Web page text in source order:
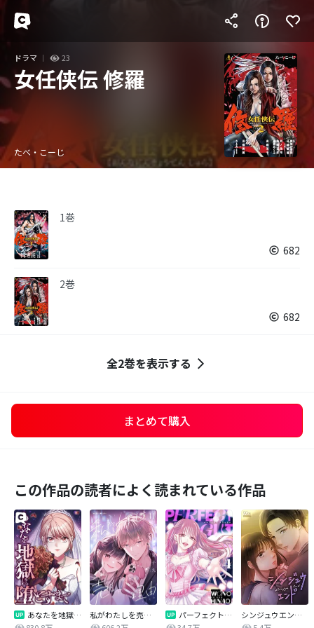
ドラマ 23
女任侠伝 修羅
たべ・こーじ
1巻
682
2巻
682
全2巻を表示する
まとめて購入
この作品の読者によく読まれている作品
あなたを地獄に堕とすまで
私がわたしを売る理由
パーフェクトグリッター
シンジュウエンド【タテヨミ】